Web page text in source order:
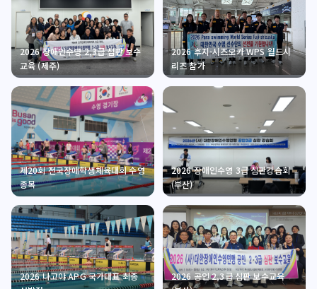
2026 장애인수영 2,3급 심판 보수
교육 (제주)
2026 후지-시즈오카 WPS 월드시
리즈 참가
제20회 전국장애학생체육대회 수영
종목
2026 장애인수영 3급 심판강습회
(부산)
2026 나고야 APG 국가대표 최종
2026 공인 2,3급 심판 보수교육